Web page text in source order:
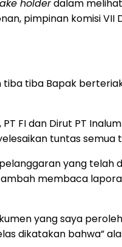
holderdalam
pimpinan komisi VII
tiba Bapak
FI dan Dirut PT
tuntas semua
yang
membaca
yang saya
dikatakan bahwa”